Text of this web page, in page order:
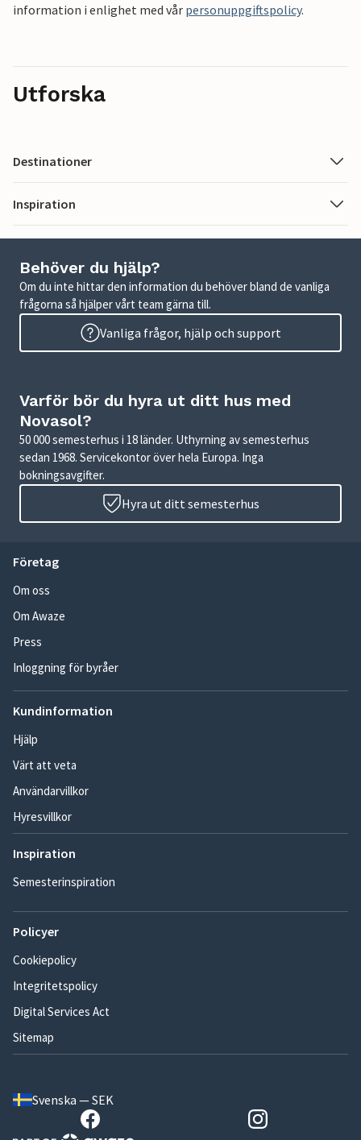
information i enlighet med vår personuppgiftspolicy.
Utforska
Destinationer
Inspiration
Behöver du hjälp?
Om du inte hittar den information du behöver bland de vanliga
frågorna så hjälper vårt team gärna till.
Vanliga frågor, hjälp och support
Varför bör du hyra ut ditt hus med
Novasol?
50 000 semesterhus i 18 länder. Uthyrning av semesterhus
sedan 1968. Servicekontor över hela Europa. Inga
bokningsavgifter.
Hyra ut ditt semesterhus
Företag
Om oss
Om Awaze
Press
Inloggning för byråer
Kundinformation
Hjälp
Värt att veta
Användarvillkor
Hyresvillkor
Inspiration
Semesterinspiration
Policyer
Cookiepolicy
Integritetspolicy
Digital Services Act
Sitemap
Svenska — SEK